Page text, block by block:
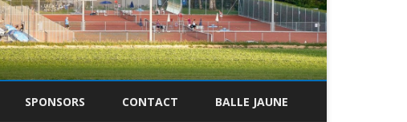
SPONSORS CONTACT BALLE JAUNE